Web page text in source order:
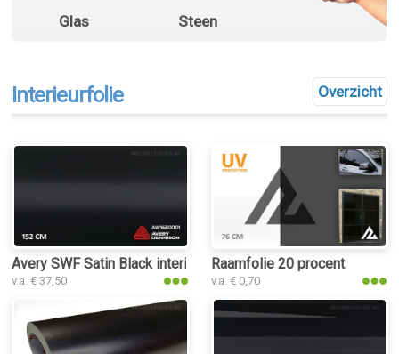
Glas Steen
Overzicht
Interieurfolie
Avery SWF Satin Black interieurfolie
v.a. € 37,50
Raamfolie 20 procent
v.a. € 0,70